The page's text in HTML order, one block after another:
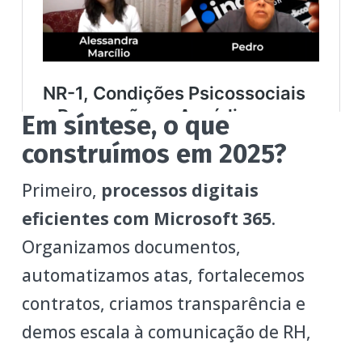
Em síntese, o que
construímos em 2025?
Primeiro, processos digitais
eficientes com Microsoft 365.
Organizamos documentos,
automatizamos atas, fortalecemos
contratos, criamos transparência e
demos escala à comunicação de RH,